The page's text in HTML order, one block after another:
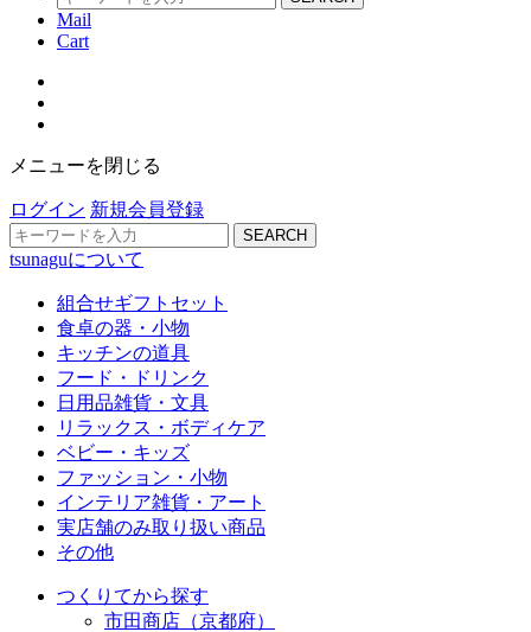
Mail
Cart
メニューを閉じる
ログイン 新規会員登録
SEARCH
tsunaguについて
組合せギフトセット
食卓の器・小物
キッチンの道具
フード・ドリンク
日用品雑貨・文具
リラックス・ボディケア
ベビー・キッズ
ファッション・小物
インテリア雑貨・アート
実店舗のみ取り扱い商品
その他
つくりてから探す
市田商店（京都府）